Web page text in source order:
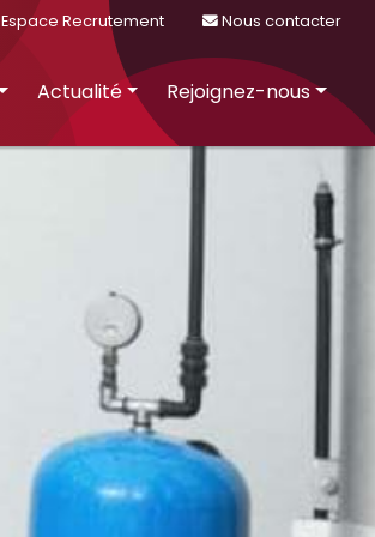
Espace Recrutement Nous contacter
Actualité Rejoignez-nous